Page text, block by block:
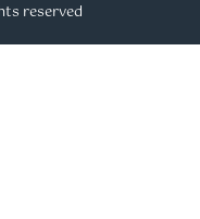
reserved